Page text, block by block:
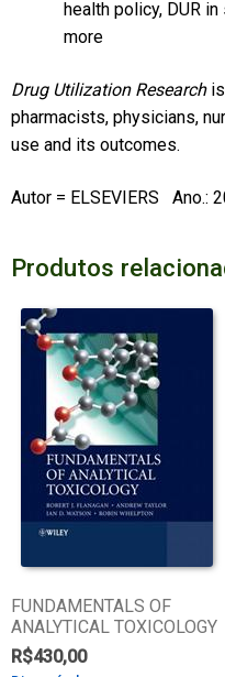
health policy, DUR
more
Drug Utilization Researchis
pharmacists, physicians,
use and its outcomes.
Autor = ELSEVIERS Ano.:
Produtos
FUNDAMENTALS OF
ANALYTICAL TOXICOLOGY
R$430,00